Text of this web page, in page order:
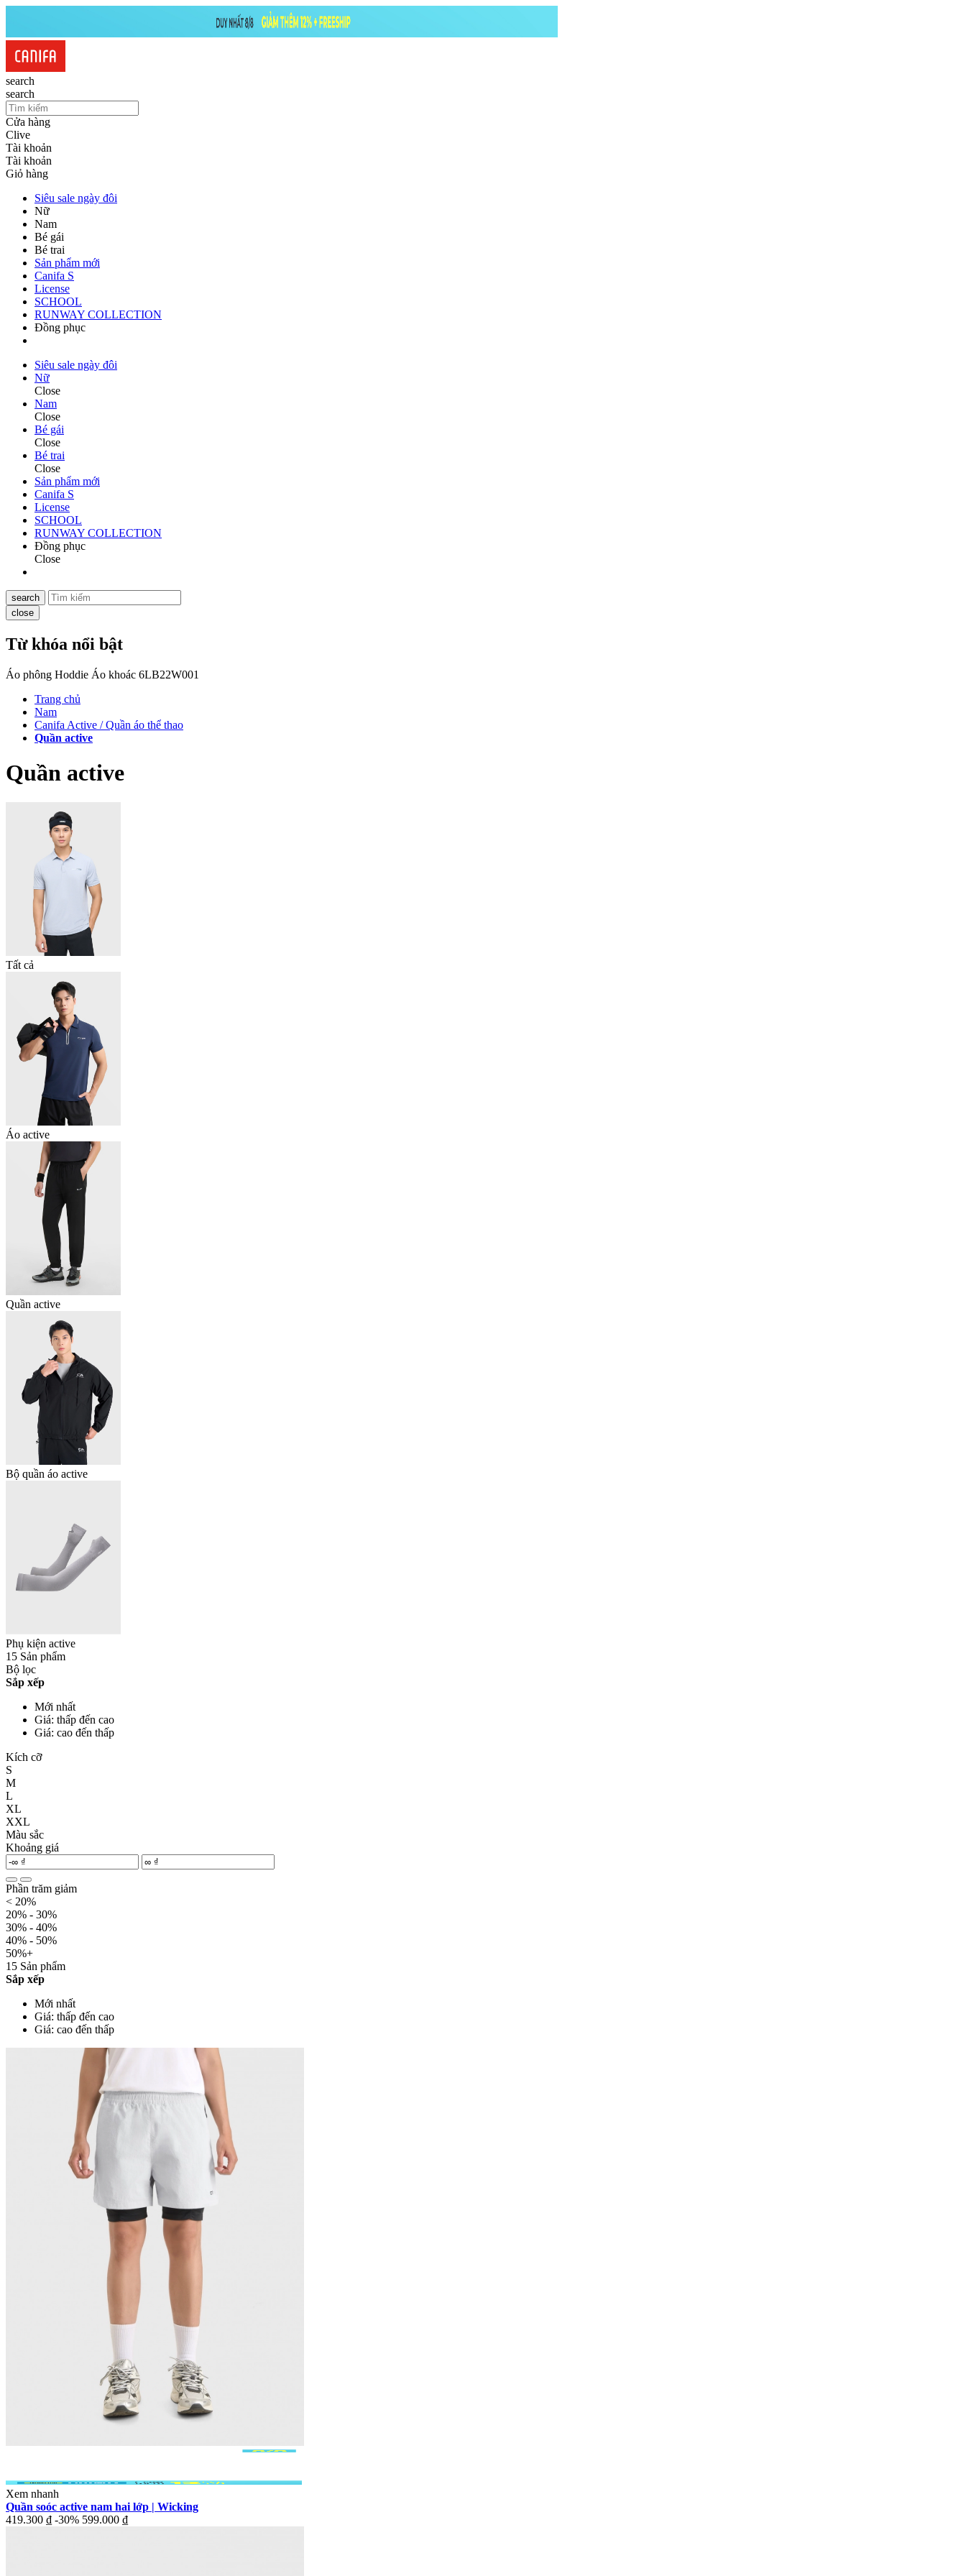
search
search
Cửa hàng
Clive
Tài khoản
Tài khoản
Giỏ hàng
Siêu sale ngày đôi
Nữ
Nam
Bé gái
Bé trai
Sản phẩm mới
Canifa S
License
SCHOOL
RUNWAY COLLECTION
Đồng phục
Siêu sale ngày đôi
Nữ
Close
Nam
Close
Bé gái
Close
Bé trai
Close
Sản phẩm mới
Canifa S
License
SCHOOL
RUNWAY COLLECTION
Đồng phục
Close
search
close
Từ khóa nổi bật
Áo phông Hoddie Áo khoác 6LB22W001
Trang chủ
Nam
Canifa Active / Quần áo thể thao
Quần active
Quần active
Tất cả
Áo active
Quần active
Bộ quần áo active
Phụ kiện active
15 Sản phẩm
Bộ lọc
Sắp xếp
Mới nhất
Giá: thấp đến cao
Giá: cao đến thấp
Kích cỡ
S
M
L
XL
XXL
Màu sắc
Khoảng giá
Phần trăm giảm
< 20%
20% - 30%
30% - 40%
40% - 50%
50%+
15 Sản phẩm
Sắp xếp
Mới nhất
Giá: thấp đến cao
Giá: cao đến thấp
Xem nhanh
Quần soóc active nam hai lớp | Wicking
419.300 ₫ -30% 599.000 ₫